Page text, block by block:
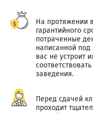
На протяжении
гарантийного
потраченные
написанной под
вас не устроит
заведения.
Перед сдачей
проходит